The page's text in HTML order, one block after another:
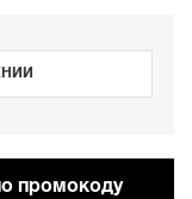
промокоду